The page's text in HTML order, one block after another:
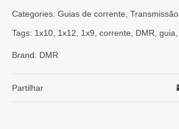
Categories: Guias de corrente Transmissão
Tags: 1x10 1x12 1x9 corrente DMR guia
Brand: DMR
Partilhar